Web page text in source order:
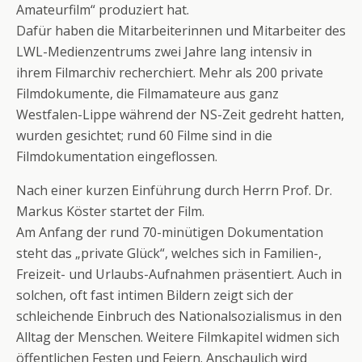
Amateurfilm“ produziert hat.
Dafür haben die Mitarbeiterinnen und Mitarbeiter des
LWL-Medienzentrums zwei Jahre lang intensiv in
ihrem Filmarchiv recherchiert. Mehr als 200 private
Filmdokumente, die Filmamateure aus ganz
Westfalen-Lippe während der NS-Zeit gedreht hatten,
wurden gesichtet; rund 60 Filme sind in die
Filmdokumentation eingeflossen.
Nach einer kurzen Einführung durch Herrn Prof. Dr.
Markus Köster startet der Film.
Am Anfang der rund 70-minütigen Dokumentation
steht das „private Glück“, welches sich in Familien-,
Freizeit- und Urlaubs-Aufnahmen präsentiert. Auch in
solchen, oft fast intimen Bildern zeigt sich der
schleichende Einbruch des Nationalsozialismus in den
Alltag der Menschen. Weitere Filmkapitel widmen sich
öffentlichen Festen und Feiern. Anschaulich wird